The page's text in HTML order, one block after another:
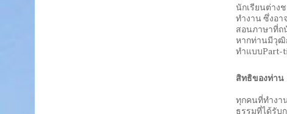
นักเรียนต่าง
ทำงาน ซึ่งอ
สอนภาษาที่ถ
หากท่านมีวุฒิ
ทำแบบPart-
สิทธิของท่าน
ทุกคนที่ทำงา
ธรรมที่ได้รับ